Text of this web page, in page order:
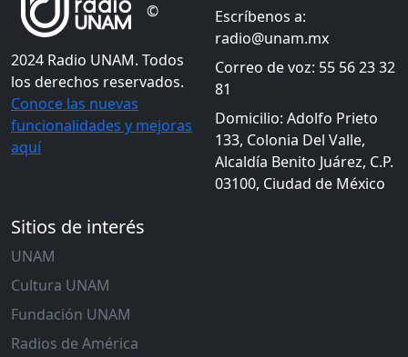
©
2024 Radio UNAM. Todos
los derechos reservados.
Conoce las nuevas
funcionalidades y mejoras
aquí
Escríbenos a:
radio@unam.mx
Correo de voz: 55 56 23 32
81
Domicilio: Adolfo Prieto
133, Colonia Del Valle,
Alcaldía Benito Juárez, C.P.
03100, Ciudad de México
Sitios de interés
UNAM
Cultura UNAM
Fundación UNAM
Radios de América